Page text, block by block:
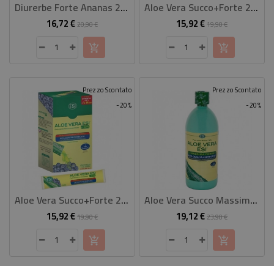
Diurerbe Forte Ananas 24 Pocket Drink
16,72 €Prezzo
base
20,90 €Prezzo
Aloe Vera Succo+Forte 24 Pocket Drink
15,92 €Prezzo
base
19,90 €Prezzo
-20%
Prezzo Scontato
Aloe Vera Succo+Forte 24 Pocket Drink Mirtillo
15,92 €Prezzo
base
19,90 €Prezzo
-20%
Prezzo Scontato
Aloe Vera Succo Massima Forza 1000Ml
19,12 €Prezzo
base
23,90 €Prezzo